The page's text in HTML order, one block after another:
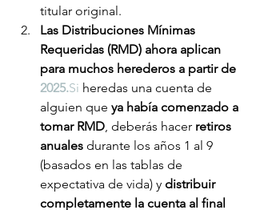
titular original.
Las Distribuciones Mínimas
Requeridas (RMD) ahora aplican
para muchos herederos a partir de
2025.Si heredas una cuenta de
alguien que ya había comenzado a
tomar RMD , deberás hacer retiros
anuales durante los años 1 al 9
(basados en las tablas de
expectativa de vida) y distribuir
completamente la cuenta al final